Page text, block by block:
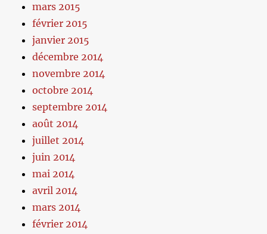
mars 2015
février 2015
janvier 2015
décembre 2014
novembre 2014
octobre 2014
septembre 2014
août 2014
juillet 2014
juin 2014
mai 2014
avril 2014
mars 2014
février 2014